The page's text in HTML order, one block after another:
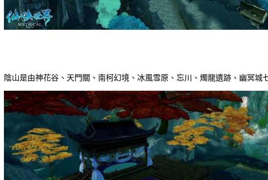
陰山是由神花谷、天門關、南柯幻境、冰風雪原、忘川、燭龍遺跡、幽冥城